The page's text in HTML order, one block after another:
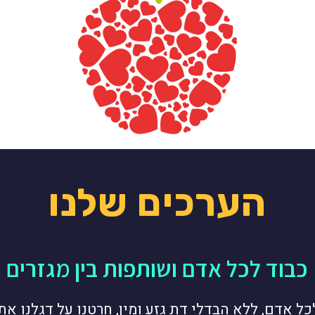
הערכים שלנו
כבוד לכל אדם ושותפות בין מגזרים
אדם, ללא הבדלי דת גזע ומין, חרטנו על דגלנו